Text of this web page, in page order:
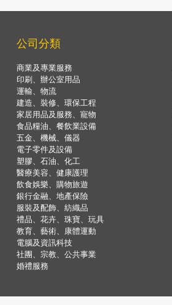
公司分類
商業及專業服務
印刷、辦公室用品
運輸、物流
建造、裝修、環保工程
家居用品及服務、寵物
食品糧油、餐飲業設備
五金、機械、儀器
電子零件及設備
塑膠、石油、化工
醫療美容、健康護理
飲食娛樂、購物旅遊
銀行金融、地產保險
服裝及配飾、紡織品
禮品、花卉、珠寶、玩具
教育、藝術、康體運動
電腦及資訊科技
社團、宗教、公共事業
婚禮服務